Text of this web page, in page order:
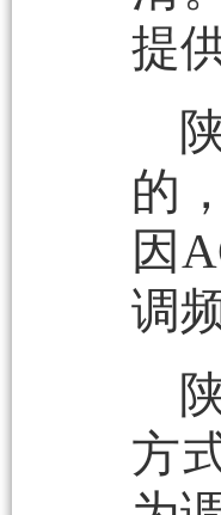
提
的
因
调
方